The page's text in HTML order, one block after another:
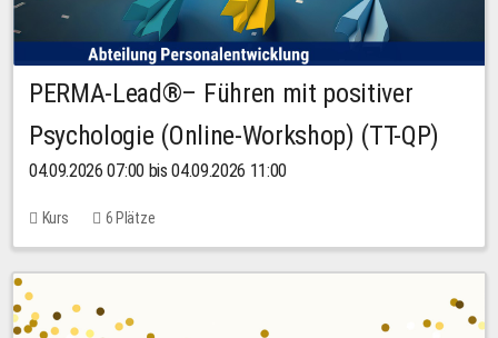
PERMA-Lead®– Führen mit positiver
Psychologie (Online-Workshop) (TT-QP)
04.09.2026 07:00 bis 04.09.2026 11:00
Kurs 6 Plätze